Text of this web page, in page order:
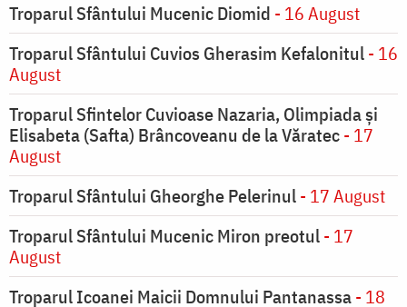
Troparul Sfântului Mucenic Diomid - 16 August
Troparul Sfântului Cuvios Gherasim Kefalonitul- 16
August
Troparul Sfintelor Cuvioase Nazaria, Olimpiada și
Elisabeta (Safta) Brâncoveanu de la Văratec- 17
August
Troparul Sfântului Gheorghe Pelerinul- 17 August
Troparul Sfântului Mucenic Miron preotul- 17
August
Troparul Icoanei Maicii Domnului Pantanassa- 18